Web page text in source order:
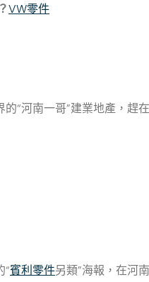
VW零件
河南一哥”建業地產，趕
“賓利零件另類”海報，在河